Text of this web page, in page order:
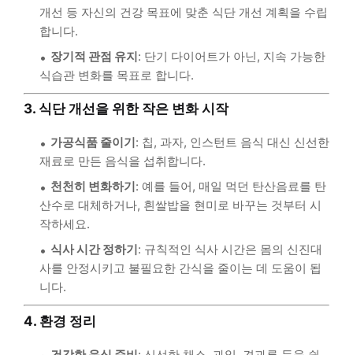
개선 등 자신의 건강 목표에 맞춘 식단 개선 계획을 수립
합니다.
장기적 관점 유지: 단기 다이어트가 아닌, 지속 가능한
식습관 변화를 목표로 합니다.
3. 식단 개선을 위한 작은 변화 시작
가공식품 줄이기: 칩, 과자, 인스턴트 음식 대신 신선한
재료로 만든 음식을 섭취합니다.
천천히 변화하기: 예를 들어, 매일 먹던 탄산음료를 탄
산수로 대체하거나, 흰쌀밥을 현미로 바꾸는 것부터 시
작하세요.
식사 시간 정하기: 규칙적인 식사 시간은 몸의 신진대
사를 안정시키고 불필요한 간식을 줄이는 데 도움이 됩
니다.
4. 환경 정리